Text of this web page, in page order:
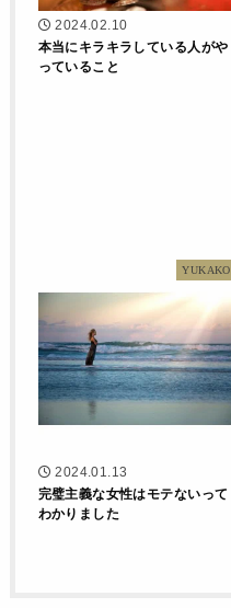
2024.02.10
本当にキラキラしている人がや
っていること
YUKAKO
2024.01.13
完璧主義な女性はモテないって
わかりました